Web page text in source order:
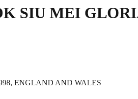
SIU MEI
ENGLAND AND WALES